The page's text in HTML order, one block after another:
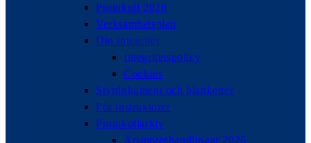
Protokoll 2026
Verksamhetsplan
Din integritet
Integritetspolicy
Cookies
Styrdokument och blanketter
För instruktörer
Protokollarkiv
Årsmöteshandlingar 2026